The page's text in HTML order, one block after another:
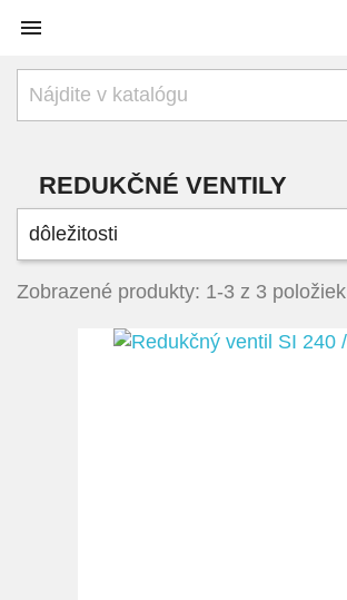

REDUKČNÉ VENTILY
dôležitosti
Zobrazené produkty: 1-3 z 3 položiek